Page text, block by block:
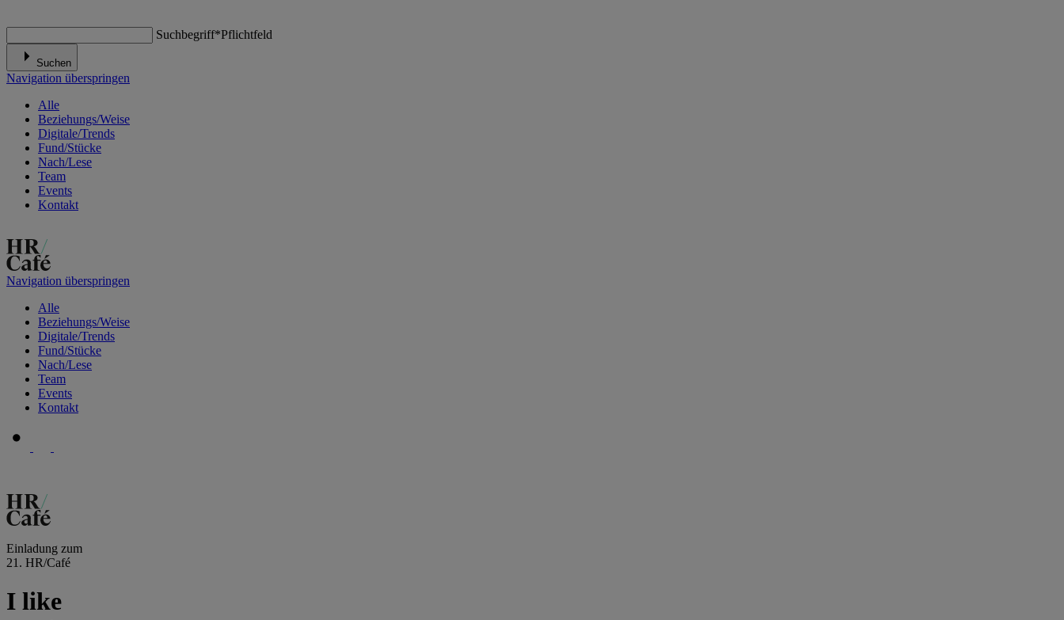
Suchbegriff*Pflichtfeld
Suchen
Navigation überspringen
Alle
Beziehungs/Weise
Digitale/Trends
Fund/Stücke
Nach/Lese
Team
Events
Kontakt
Navigation überspringen
Alle
Beziehungs/Weise
Digitale/Trends
Fund/Stücke
Nach/Lese
Team
Events
Kontakt
Einladung zum
21. HR/Café
I like